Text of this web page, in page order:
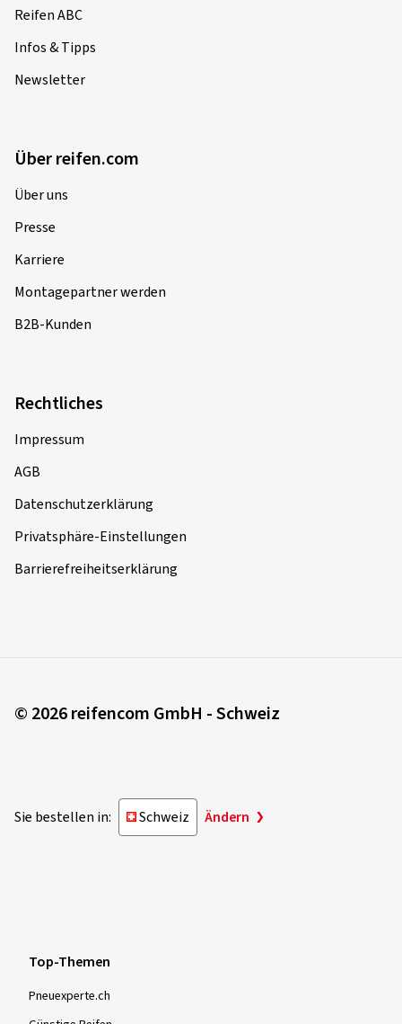
Reifen ABC
Infos & Tipps
Newsletter
Über reifen.com
Über uns
Presse
Karriere
Montagepartner werden
B2B-Kunden
Rechtliches
Impressum
AGB
Datenschutzerklärung
Privatsphäre-Einstellungen
Barrierefreiheitserklärung
© 2026 reifencom GmbH - Schweiz
Sie bestellen in: Schweiz Ändern
Top-Themen
Pneuexperte.ch